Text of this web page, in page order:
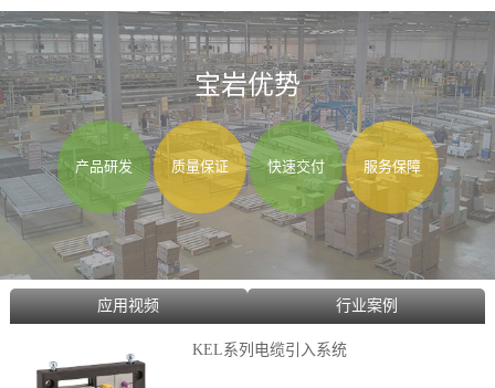
宝岩优势
产品研发 质量保证 快速交付 服务保障
应用视频 行业案例
KEL系列电缆引入系统